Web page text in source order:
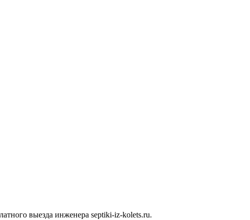
выезда инженера septiki-iz-kolets.ru.